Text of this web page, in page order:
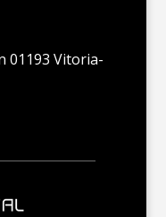
01193 Vitoria-